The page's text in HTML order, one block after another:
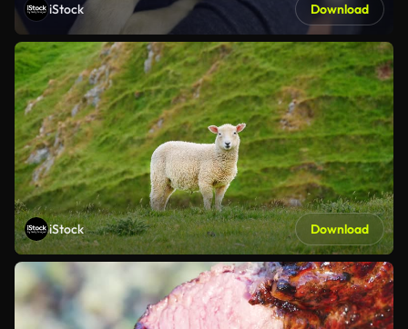
iStock Download
iStock Download